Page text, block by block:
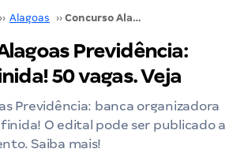
›› Alagoas ›› Concurso Alagoas Previdência: banca definida! 50 vagas. Veja
Previdência:
50 vagas. Veja
Previdência: banca organizadora
O edital pode ser publicado a
Saiba mais!